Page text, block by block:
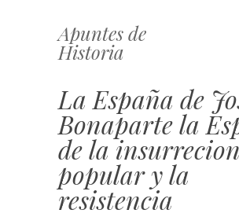
Apuntes de
Historia
Saltar
al
La España de
Bonaparte la
de la insurrecion
popular y la
resistencia